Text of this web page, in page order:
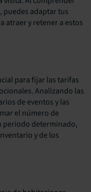
puedes adaptar tus
atraer y retener a estos
para fijar las tarifas
Analizando las
de eventos y las
el número de
periodo determinado,
y de los